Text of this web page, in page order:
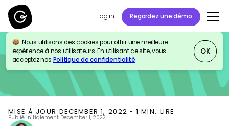
Log in Regardez une démo
Nous utilisons des cookies pour offrir une meilleure
expérience à nos utilisateurs. En utilisant ce site, vous
acceptez nos Politique de confidentialité.
OK
BLOG THOUGHT LEADERSHIP
MISE À JOUR DECEMBER 1, 2022 • 1 MIN. LIRE
Publié initialement December 1, 2022